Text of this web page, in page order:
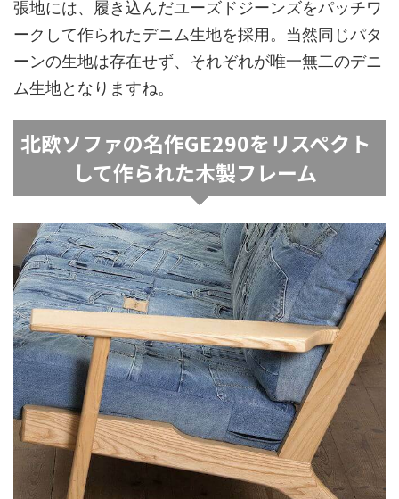
張地には、履き込んだユーズドジーンズをパッチワ
ークして作られたデニム生地を採用。当然同じパタ
ーンの生地は存在せず、それぞれが唯一無二のデニ
ム生地となりますね。
北欧ソファの名作GE290をリスペクト
して作られた木製フレーム